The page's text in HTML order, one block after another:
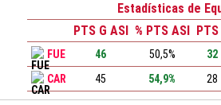
Estadísticas de
PTS G ASI % PTS ASI PTS
FUE 46 50,5% 32
CAR
45 54,9% 28